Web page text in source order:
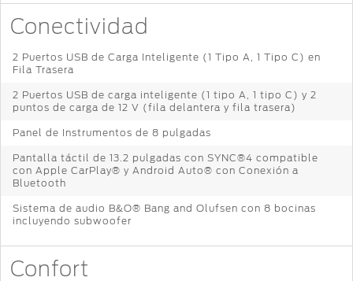
Conectividad
2 Puertos USB de Carga Inteligente (1 Tipo A, 1 Tipo C) en
Fila Trasera
2 Puertos USB de carga inteligente (1 tipo A, 1 tipo C) y 2
puntos de carga de 12 V (fila delantera y fila trasera)
Panel de Instrumentos de 8 pulgadas
Pantalla táctil de 13.2 pulgadas con SYNC®4 compatible
con Apple CarPlay® y Android Auto® con Conexión a
Bluetooth
Sistema de audio B&O® Bang and Olufsen con 8 bocinas
incluyendo subwoofer
Confort